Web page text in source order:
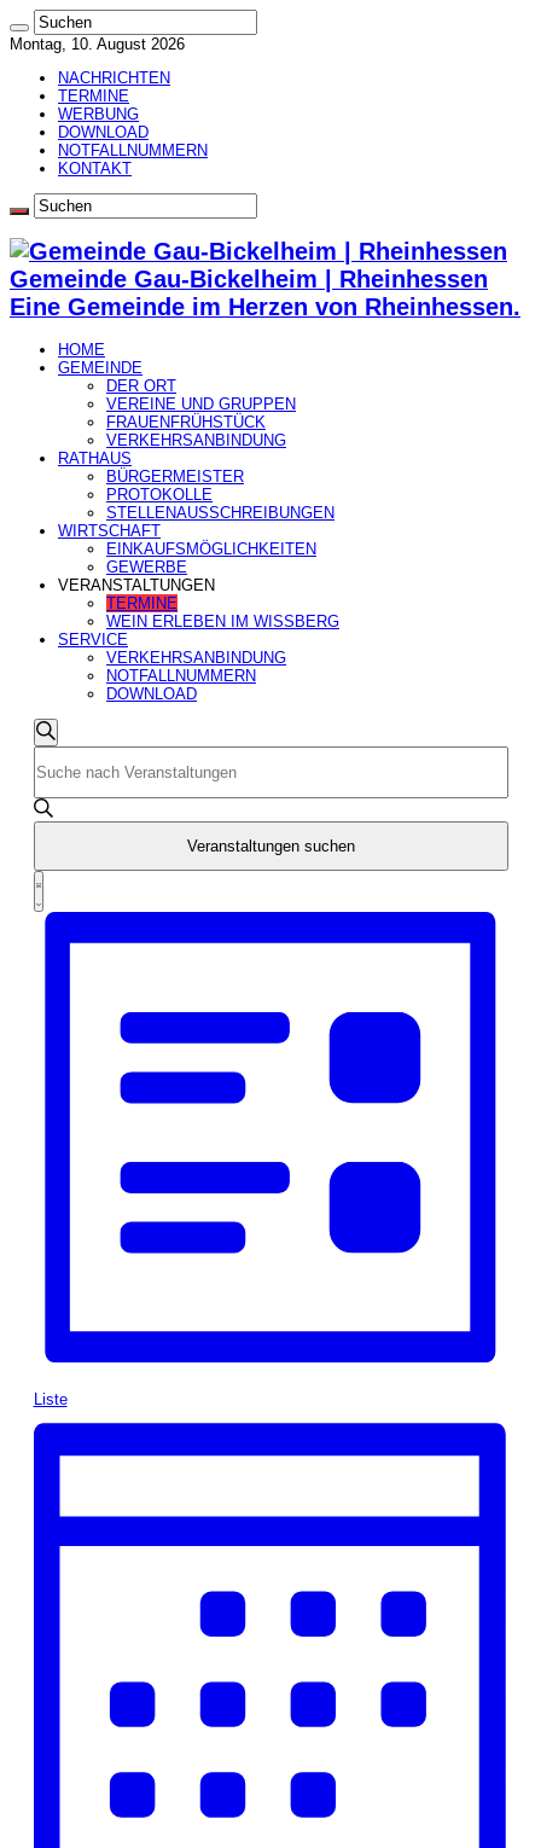
Montag, 10. August 2026
NACHRICHTEN
TERMINE
WERBUNG
DOWNLOAD
NOTFALLNUMMERN
KONTAKT
Gemeinde Gau-Bickelheim | Rheinhessen
Eine Gemeinde im Herzen von Rheinhessen.
HOME
GEMEINDE
DER ORT
VEREINE UND GRUPPEN
FRAUENFRÜHSTÜCK
VERKEHRSANBINDUNG
RATHAUS
BÜRGERMEISTER
PROTOKOLLE
STELLENAUSSCHREIBUNGEN
WIRTSCHAFT
EINKAUFSMÖGLICHKEITEN
GEWERBE
VERANSTALTUNGEN
TERMINE
WEIN ERLEBEN IM WISSBERG
SERVICE
VERKEHRSANBINDUNG
NOTFALLNUMMERN
DOWNLOAD
Veranstaltungen
Veranstaltungen
und
Ansichten,
Suche
Schlüsselwort
Suche
nach
Schlüsselwort.
Veranstaltungen suchen
Veranstaltung
Ansichten-
Navigation
Liste
Liste